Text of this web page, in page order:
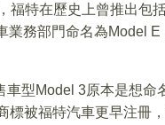
福特在歷史上曾推出包
業務部門命名為Model
型Model 3原本是想
標被福特汽車更早注冊